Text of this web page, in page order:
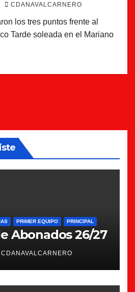
CDANAVALCARNERO
los tres puntos frente al
Tarde soleada en el Mariano
PRIMER EQUIPO PRINCIPAL
Abonados 26/27
CDANAVALCARNERO